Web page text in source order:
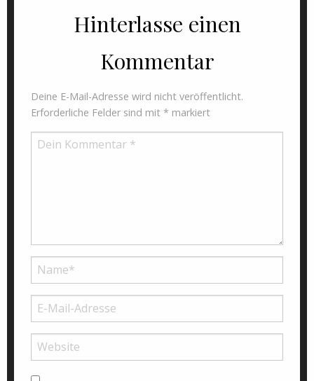
Hinterlasse einen
Kommentar
Deine E-Mail-Adresse wird nicht veröffentlicht.
Erforderliche Felder sind mit * markiert